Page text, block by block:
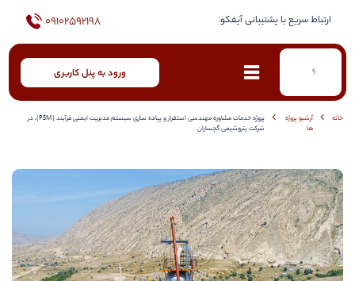
ارتباط سریع با پشتیبانی آیفکو: 09102592198
ورود به پنل کاربری
خانه
آرشیو پروژه
ها
پروژه خدمات مشاوره مهندسی استقرار و پیاده سازی سیستم مدیریت ایمنی فرآیند (PSM)، در
شرکت پتروشیمی گچساران